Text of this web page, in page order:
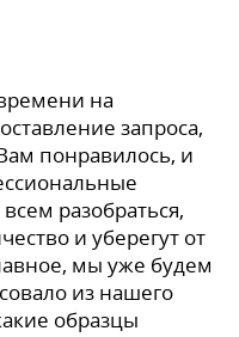
на
запроса,
понравилось, и
разобраться,
и уберегут от
мы уже будем
из нашего
образцы